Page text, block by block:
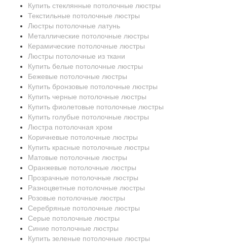
Купить стеклянные потолочные люстры
Текстильные потолочные люстры
Люстры потолочные латунь
Металлические потолочные люстры
Керамические потолочные люстры
Люстры потолочные из ткани
Купить белые потолочные люстры
Бежевые потолочные люстры
Купить бронзовые потолочные люстры
Купить черные потолочные люстры
Купить фиолетовые потолочные люстры
Купить голубые потолочные люстры
Люстра потолочная хром
Коричневые потолочные люстры
Купить красные потолочные люстры
Матовые потолочные люстры
Оранжевые потолочные люстры
Прозрачные потолочные люстры
Разноцветные потолочные люстры
Розовые потолочные люстры
Серебряные потолочные люстры
Серые потолочные люстры
Синие потолочные люстры
Купить зеленые потолочные люстры